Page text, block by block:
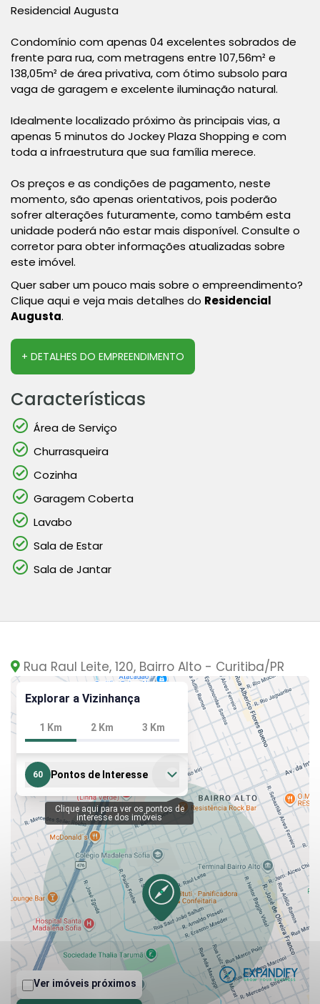
Residencial Augusta
Condomínio com apenas 04 excelentes sobrados de
frente para rua, com metragens entre 107,56m² e
138,05m² de área privativa, com ótimo subsolo para
vaga de garagem e excelente iluminação natural.
Idealmente localizado próximo às principais vias, a
apenas 5 minutos do Jockey Plaza Shopping e com
toda a infraestrutura que sua família merece.
Os preços e as condições de pagamento, neste
momento, são apenas orientativos, pois poderão
sofrer alterações futuramente, como também esta
unidade poderá não estar mais disponível. Consulte o
corretor para obter informações atualizadas sobre
este imóvel.
Quer saber um pouco mais sobre o empreendimento?
Clique aqui e veja mais detalhes do Residencial
Augusta.
+ DETALHES DO EMPREENDIMENTO
Características
Área de Serviço
Churrasqueira
Cozinha
Garagem Coberta
Lavabo
Sala de Estar
Sala de Jantar
Rua Raul Leite, 120, Bairro Alto - Curitiba/PR